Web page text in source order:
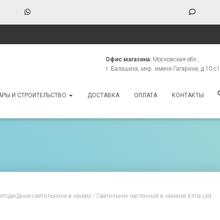
Офис магазина: Московская обл.,
г. Балашиха, мкр. имени Гагарина, д 10 с1
И СТРОИТЕЛЬСТВО ДОСТАВКА ОПЛАТА КОНТАКТЫ
светильники в хамам / Светильник настенный в хамамв Kihla Led